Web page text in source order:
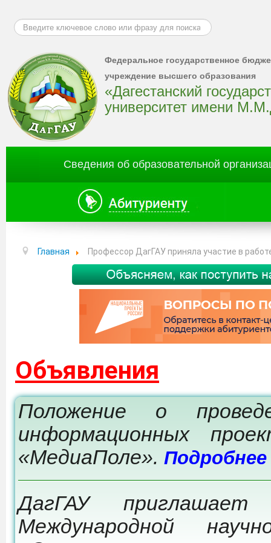
Искать...
Федеральное государственное
учреждение высшего образования
«Дагестанский
университет имени
Сведения об образовательной
Главная Профессор ДагГАУ приняла участие в
Объявления
Положение о
информационных
«МедиаПоле». Подробнее
ДагГАУ
Международной